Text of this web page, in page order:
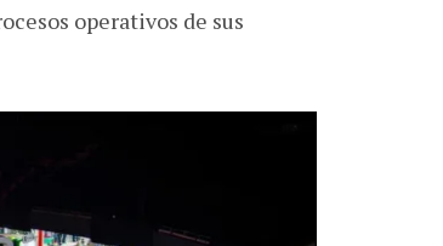
operativos de sus